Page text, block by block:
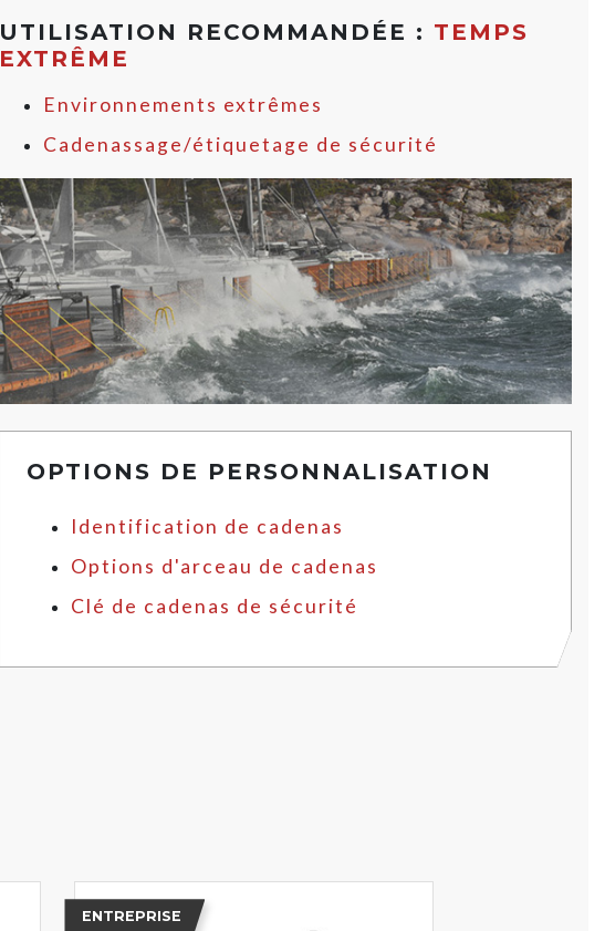
UTILISATION RECOMMANDÉE : TEMPS
EXTRÊME
Environnements extrêmes
Cadenassage/étiquetage de sécurité
OPTIONS DE PERSONNALISATION
Identification de cadenas
Options d'arceau de cadenas
Clé de cadenas de sécurité
ENTREPRISE